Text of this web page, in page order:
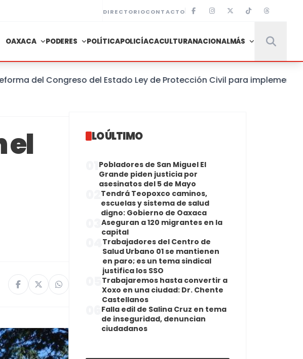
DIRECTORIOCONTACTO
OAXACA PODERES POLÍTICAPOLICÍACACULTURANACIONALMÁS
del Congreso del Estado Ley de Protección Civil para implementar un
el LO ÚLTIMO
Pobladores de San Miguel El
Grande piden justicia por
asesinatos del 5 de Mayo
Tendrá Teopoxco caminos,
escuelas y sistema de salud
digno: Gobierno de Oaxaca
Aseguran a 120 migrantes en la
capital
Trabajadores del Centro de
Salud Urbano 01 se mantienen
en paro; es un tema sindical
justifica los SSO
Trabajaremos hasta convertir a
Xoxo en una ciudad: Dr. Chente
Castellanos
Falla edil de Salina Cruz en tema
de inseguridad, denuncian
ciudadanos